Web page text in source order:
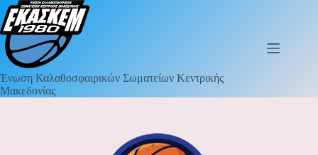
Ένωση Καλαθοσφαιρικών Σωματείων Κεντρικής
Μακεδονίας